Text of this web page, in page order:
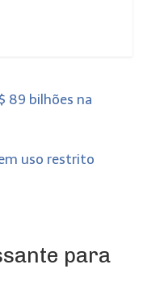
89 bilhões na
uso restrito
para